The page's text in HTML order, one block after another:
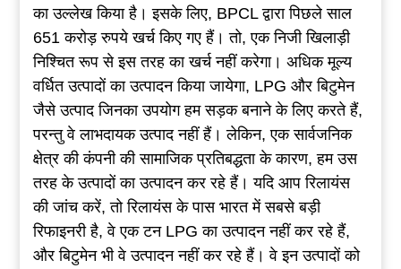
का उल्लेख किया है। इसके लिए, BPCL द्वारा पिछले साल
651 करोड़ रुपये खर्च किए गए हैं। तो, एक निजी खिलाड़ी
निश्चित रूप से इस तरह का खर्च नहीं करेगा। अधिक मूल्य
वर्धित उत्पादों का उत्पादन किया जायेगा, LPG और बिटुमेन
जैसे उत्पाद जिनका उपयोग हम सड़क बनाने के लिए करते हैं,
परन्तु वे लाभदायक उत्पाद नहीं हैं। लेकिन, एक सार्वजनिक
क्षेत्र की कंपनी की सामाजिक प्रतिबद्धता के कारण, हम उस
तरह के उत्पादों का उत्पादन कर रहे हैं। यदि आप रिलायंस
की जांच करें, तो रिलायंस के पास भारत में सबसे बड़ी
रिफाइनरी है, वे एक टन LPG का उत्पादन नहीं कर रहे हैं,
और बिटुमेन भी वे उत्पादन नहीं कर रहे हैं। वे इन उत्पादों को